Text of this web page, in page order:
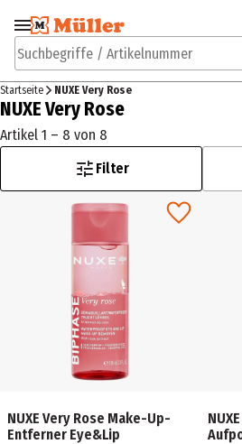
Zur Navigation
springen
Suchbegriffe / Artikelnummer
Startseite NUXE Very Rose
NUXE Very Rose
Artikel 1 – 8 von 8
Filter
NUXE Very Rose Make-Up-
Entferner Eye&Lip